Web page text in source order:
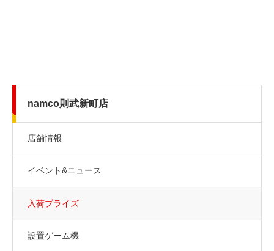
namco則武新町店
店舗情報
イベント&ニュース
入荷プライズ
設置ゲーム機